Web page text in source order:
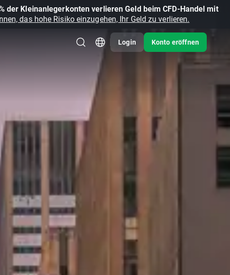
der Kleinanlegerkonten verlieren Geld beim CFD-Handel mit
das hohe Risiko einzugehen, Ihr Geld zu verlieren.
Login Konto eröffnen